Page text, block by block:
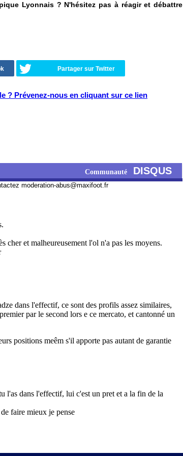
Lyonnais ? N'hésitez pas à réagir et débattre
Partager sur Twitter
? Prévenez-nous en cliquant sur ce lien
Communauté DISQUS
moderation-abus@maxifoot.fr